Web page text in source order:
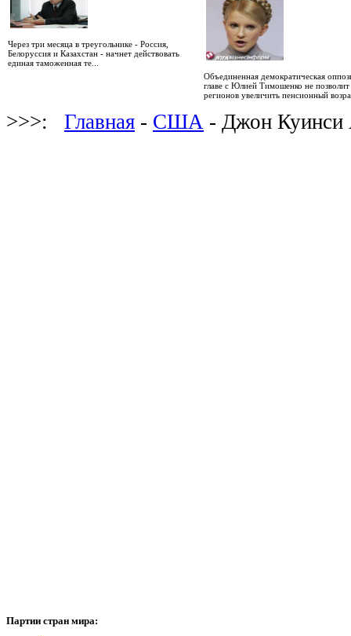
Через три месяца в треугольнике - Россия,
Белоруссия и Казахстан - начнет действовать
единая таможенная те...
Объединенная демократическая
главе с Юлией Тимошенко не
регионов увеличить пенсионный
>>>: Главная - США - Джон Куинси
Партии стран мира: